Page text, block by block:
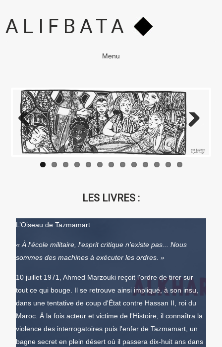
ALIFBATA
Menu
<
LES LIVRES :
L’Oiseau de Tazmamart
« À l'école militaire, l'esprit critique n'existe pas... Nous
sommes des machines à exécuter les ordres. »
10 juillet 1971, Ahmed Marzouki reçoit l'ordre de tirer sur
tout ce qui bouge. Il se retrouve ainsi impliqué, à son insu,
dans une tentative de coup d'État contre Hassan II, roi du
Maroc. À la fois acteur et victime de l'Histoire, il connaîtra la
violence des interrogatoires puis l'enfer de Tazmamart, un
bagne secret en plein désert où il passera dix-huit ans dans